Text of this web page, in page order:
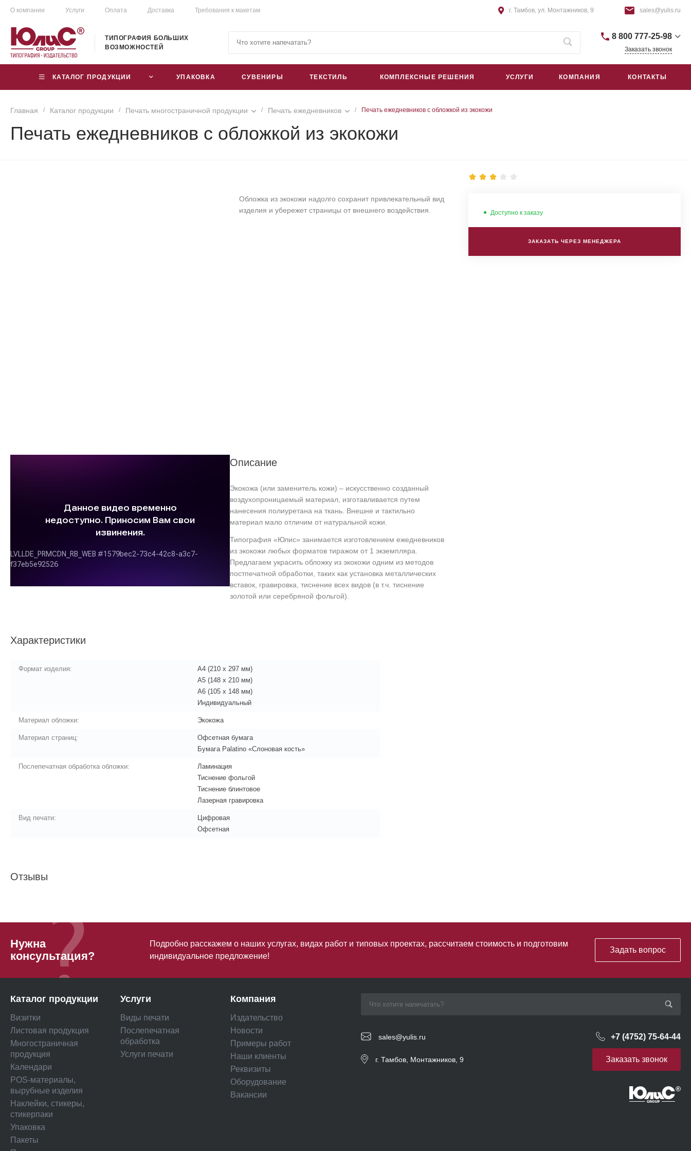
О компании Услуги Оплата Доставка Требования к макетам г. Тамбов, ул. Монтажников, 9 sales@yulis.ru
ТИПОГРАФИЯ БОЛЬШИХ
ВОЗМОЖНОСТЕЙ
8 800 777-25-98
+7 (4752) 75-64-44
г. Тамбов, Монтажников, 9
пн – пт: 9:00–18:00
Заказать звонок
КАТАЛОГ ПРОДУКЦИИ УПАКОВКА СУВЕНИРЫ ТЕКСТИЛЬ КОМПЛЕКСНЫЕ РЕШЕНИЯ УСЛУГИ КОМПАНИЯ КОНТАКТЫ
Главная / Каталог продукции / Печать многостраничной продукции / Печать ежедневников / Печать ежедневников с обложкой из экокожи
Печать ежедневников с обложкой из экокожи
Обложка из экокожи надолго сохранит привлекательный вид
изделия и убережет страницы от внешнего воздействия.
Доступно к заказу
ЗАКАЗАТЬ ЧЕРЕЗ МЕНЕДЖЕРА
Описание
Экокожа (или заменитель кожи) – искусственно созданный
воздухопроницаемый материал, изготавливается путем
нанесения полиуретана на ткань. Внешне и тактильно
материал мало отличим от натуральной кожи.
Типография «Юлис» занимается изготовлением ежедневников
из экокожи любых форматов тиражом от 1 экземпляра.
Предлагаем украсить обложку из экокожи одним из методов
постпечатной обработки, таких как установка металлических
вставок, гравировка, тиснение всех видов (в т.ч. тиснение
золотой или серебряной фольгой).
Характеристики
Формат изделия:
А4 (210 x 297 мм)
А5 (148 x 210 мм)
A6 (105 x 148 мм)
Индивидуальный
Материал обложки: Экокожа
Материал страниц:
Офсетная бумага
Бумага Palatino «Слоновая кость»
Послепечатная обработка обложки:
Ламинация
Тиснение фольгой
Тиснение блинтовое
Лазерная гравировка
Вид печати:
Цифровая
Офсетная
Отзывы
Нужна
консультация?
Подробно расскажем о наших услугах, видах работ и типовых проектах, рассчитаем стоимость и подготовим
индивидуальное предложение!
Задать вопрос
Каталог продукции
Визитки
Листовая продукция
Многостраничная
продукция
Календари
POS-материалы,
вырубные изделия
Наклейки, стикеры,
стикерпаки
Упаковка
Пакеты
Услуги
Виды печати
Послепечатная
обработка
Услуги печати
Компания
Издательство
Новости
Примеры работ
Наши клиенты
Реквизиты
Оборудование
Вакансии
sales@yulis.ru +7 (4752) 75-64-44
г. Тамбов, Монтажников, 9 Заказать звонок